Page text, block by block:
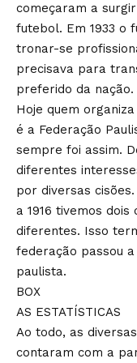
começaram a
futebol. Em 1933 o
tronar-se
precisava para
preferido da nação.
Hoje quem
é a Federação
sempre foi assim.
diferentes
por diversas
a 1916 tivemos
diferentes. Isso
federação passou
paulista.
BOX
AS ESTATÍSTICAS
Ao todo, as
contaram com a